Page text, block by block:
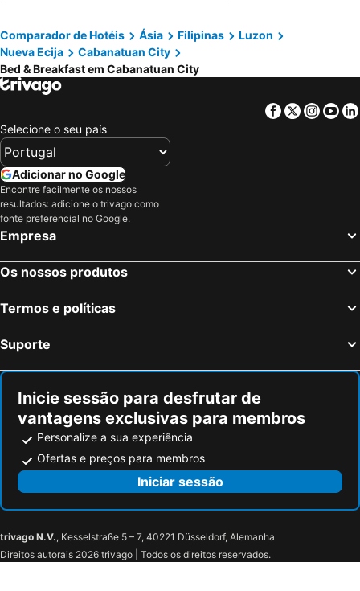
Comparador de Hotéis Ásia Filipinas
Luzon
Nueva Ecija
Cabanatuan City
Bed & Breakfast em Cabanatuan City
Facebook
Twitter
Selecione o seu país
Adicionar no Google
Encontre facilmente os nossos
resultados: adicione o trivago como
fonte preferencial no Google.
Empresa
Os nossos produtos
Termos e políticas
Suporte
Inicie sessão para desfrutar de
vantagens exclusivas para membros
Personalize a sua experiência
Ofertas e preços para membros
Iniciar sessão
trivago N.V., Kesselstraße 5 – 7, 40221 Düsseldorf, Alemanha
Direitos autorais 2026 trivago | Todos os direitos reservados.